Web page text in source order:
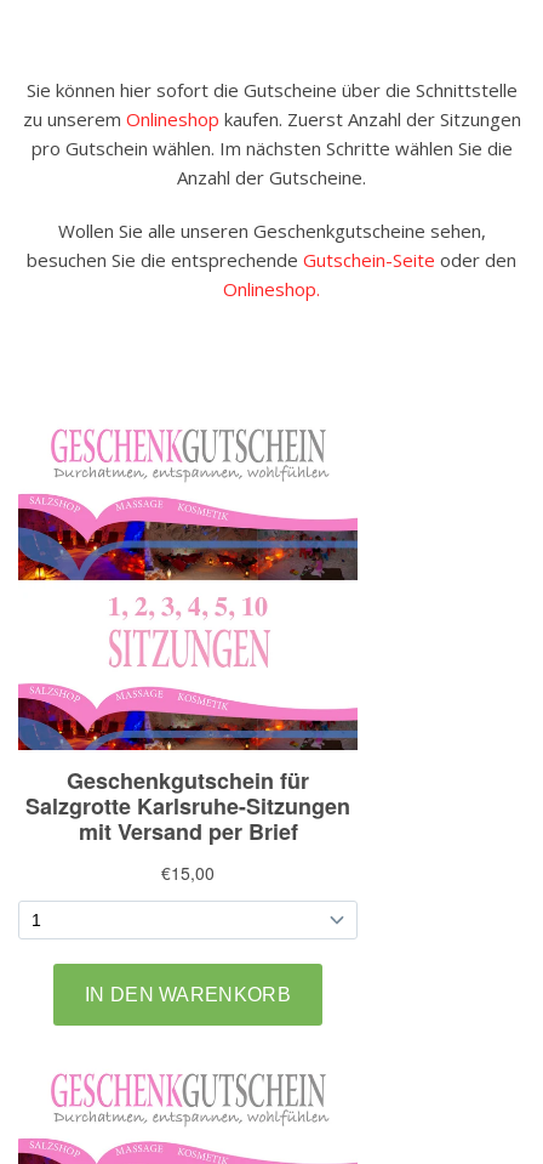
Sie können hier sofort die Gutscheine über die Schnittstelle
zu unserem Onlineshop kaufen. Zuerst Anzahl der Sitzungen
pro Gutschein wählen. Im nächsten Schritte wählen Sie die
Anzahl der Gutscheine.
Wollen Sie alle unseren Geschenkgutscheine sehen,
besuchen Sie die entsprechende Gutschein-Seite oder den
Onlineshop.